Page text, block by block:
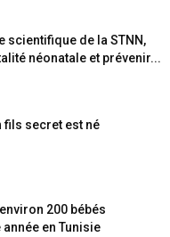
scientifique de la STNN,
néonatale et prévenir...
fils secret est né
200 bébés
en Tunisie